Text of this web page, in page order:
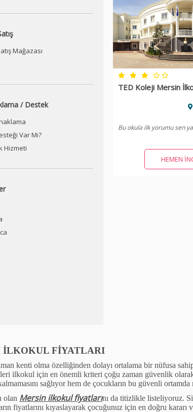
Mağazası
/ Destek
Var Mı?
Hizmeti
TED Koleji Mersin
Bu okula ilk yorumu sen
HEMEN
İLKOKUL FİYATLARI
kenti olma özelliğinden dolayı ortalama bir nüfusa
ilkokul için en önemli kriteri çoğu zaman güvenlik
sağlıyor hem de çocukların bu güvenli ortamda
olan Mersin ilkokul fiyatlarını da titizlikle listeliyoruz.
fiyatlarını kıyaslayarak çocuğunuz için en doğru kararı